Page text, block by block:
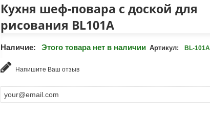
Кухня шеф-повара с доской для
рисования BL101A
Наличие: Этого товара нет в наличии Артикул: BL-101A
Напишите Ваш отзыв